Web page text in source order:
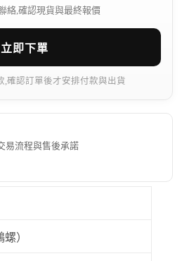
絡,確認現貨與最終報價
立即下單
,確認訂單後才安排付款與出貨
易流程與售後承諾
）